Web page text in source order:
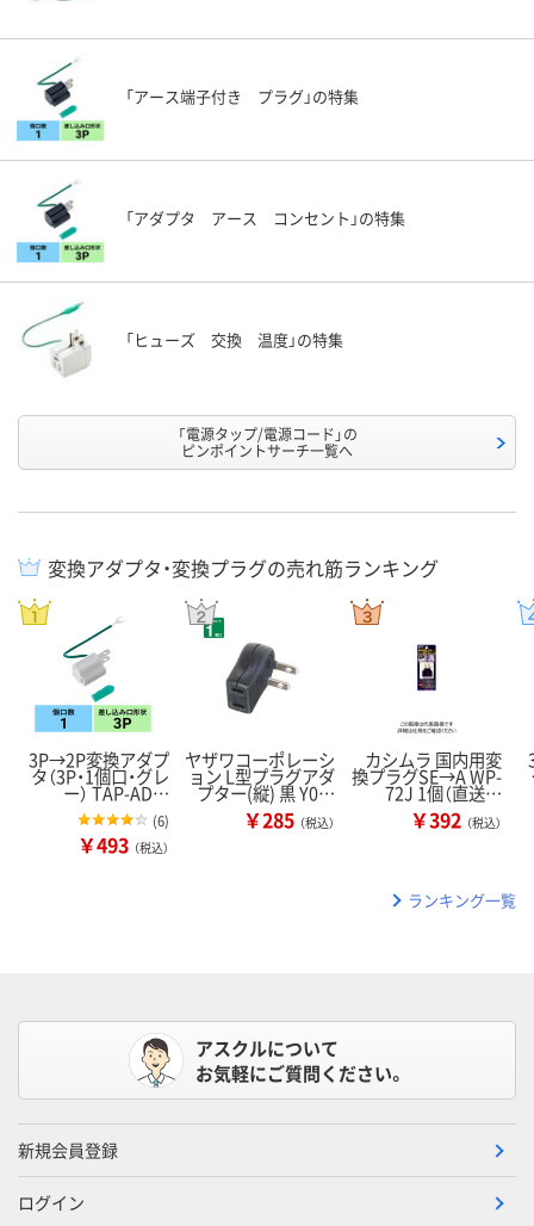
「アース端子付き プラグ」の特集
「アダプタ アース コンセント」の特集
「ヒューズ 交換 温度」の特集
「電源タップ/電源コード」の
ピンポイントサーチ一覧へ
変換アダプタ・変換プラグの売れ筋ランキング
3P→2P変換アダプ
タ（3P・1個口・グレ
ー） TAP-AD…
(6)
￥493 （税込）
ヤザワコーポレーシ
ョン L型プラグアダ
プター(縦) 黒 Y0…
￥285 （税込）
カシムラ 国内用変
換プラグSE→A WP-
72J 1個（直送…
￥392 （税込）
ランキング一覧
アスクルについて
お気軽にご質問ください。
新規会員登録
ログイン